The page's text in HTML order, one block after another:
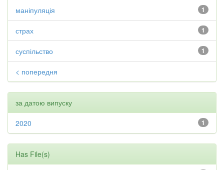
1
маніпуляція
1
страх
1
суспільство
< попередня
за датою випуску
1
2020
Has File(s)